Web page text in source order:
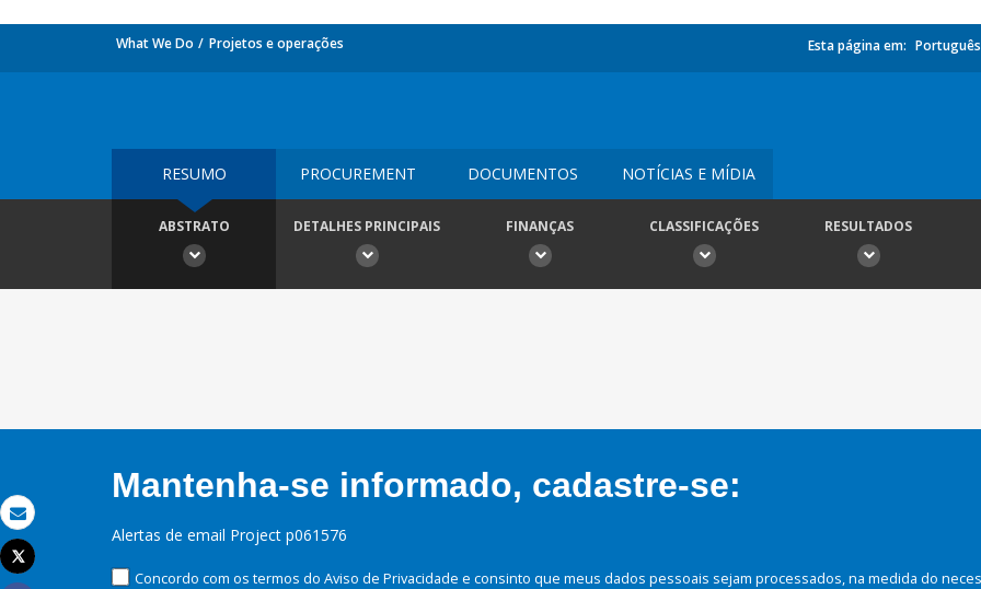
Email
Imprimir
Tweet
What We Do Projetos e operações Esta página em: Português
RESUMO PROCUREMENT DOCUMENTOS NOTÍCIAS E MÍDIA
ABSTRATO DETALHES PRINCIPAIS FINANÇAS CLASSIFICAÇÕES RESULTADOS
Mantenha-se informado, cadastre-se:
Alertas de email Project p061576
Concordo com os termos do Aviso de Privacidade e consinto que meus dados pessoais sejam processados, na medida do